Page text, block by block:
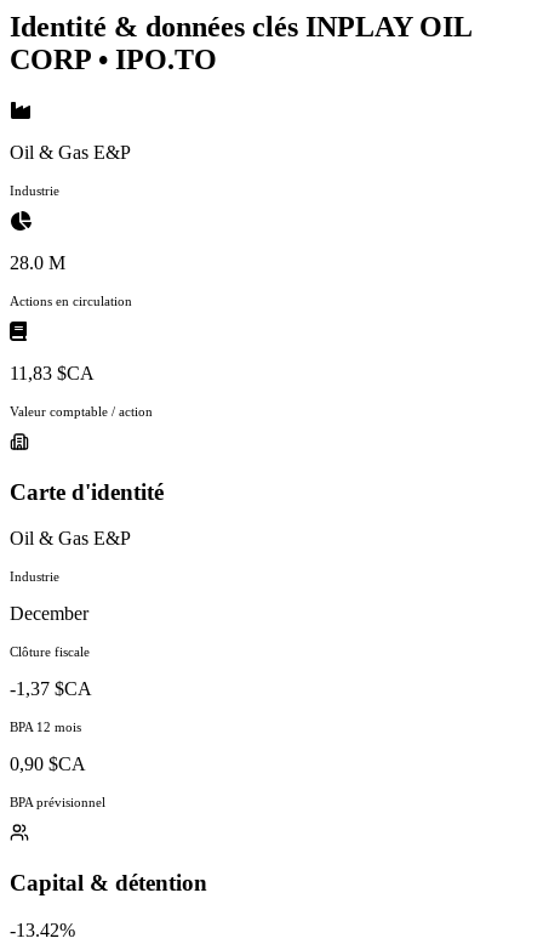
Identité & données clés INPLAY OIL
CORP • IPO.TO
Oil & Gas E&P
Industrie
28.0 M
Actions en circulation
11,83 $CA
Valeur comptable / action
Carte d'identité
Oil & Gas E&P
Industrie
December
Clôture fiscale
-1,37 $CA
BPA 12 mois
0,90 $CA
BPA prévisionnel
Capital & détention
-13.42%